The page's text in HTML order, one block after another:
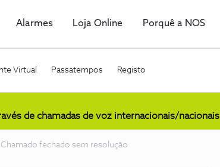
Alarmes Loja Online Porquê a NOS
Virtual Passatempos Registo
de chamadas de voz internacionais/nacionais
Chamado fechado sem resolução